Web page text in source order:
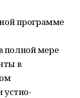
программе
полной мере
в
устно-